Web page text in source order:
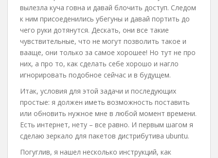
вылезла куча говна и давай блочить доступ. Следом
к ним присоеденились убегуны и давай портить до
чего руки дотянутся. Дескать, они все такие
чувствительные, что не могут позволить такое и
вааще, они только за самое хорошее! Но тут не про
них, а про то, как сделать себе хорошо и нагло
игнорировать подобное сейчас и в будущем.
Итак, условия для этой задачи и последующих
простые: я должен иметь возможность поставить
или обновить нужное мне в любой момент времени.
Есть интернет, нету – все равно. И первым шагом я
сделаю зеркало для пакетов дистрибутива ubuntu.
Погуглив, я нашел несколько инструкций, как